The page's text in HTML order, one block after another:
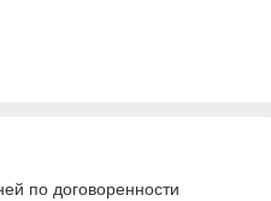
по договоренности